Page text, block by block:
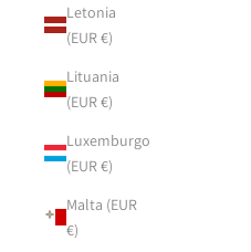
Letonia
(EUR €)
Lituania
(EUR €)
Luxemburgo
(EUR €)
Malta (EUR
€)